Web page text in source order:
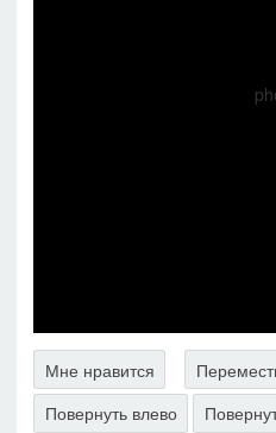
Мне нравится
Повернуть влево